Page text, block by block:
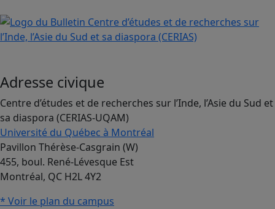
Adresse civique
Centre d’études et de recherches sur l’Inde, l’Asie du Sud et
sa diaspora (CERIAS-UQAM)
Université du Québec à Montréal
Pavillon Thérèse-Casgrain (W)
455, boul. René-Lévesque Est
Montréal, QC H2L 4Y2
* Voir le plan du campus